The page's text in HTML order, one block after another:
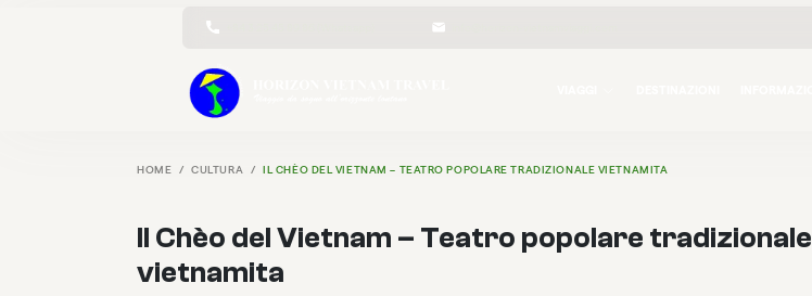
HOME CULTURA IL CHÈO DEL VIETNAM – TEATRO POPOLARE TRADIZIONALE VIETNAMITA
Il Chèo del Vietnam – Teatro popolare tradizionale
vietnamita